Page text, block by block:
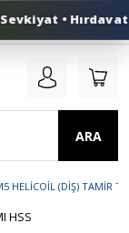
0 (553) 324 41 50
ARA
HELİCOİL (DİŞ) TAMİR
• Hırdavat